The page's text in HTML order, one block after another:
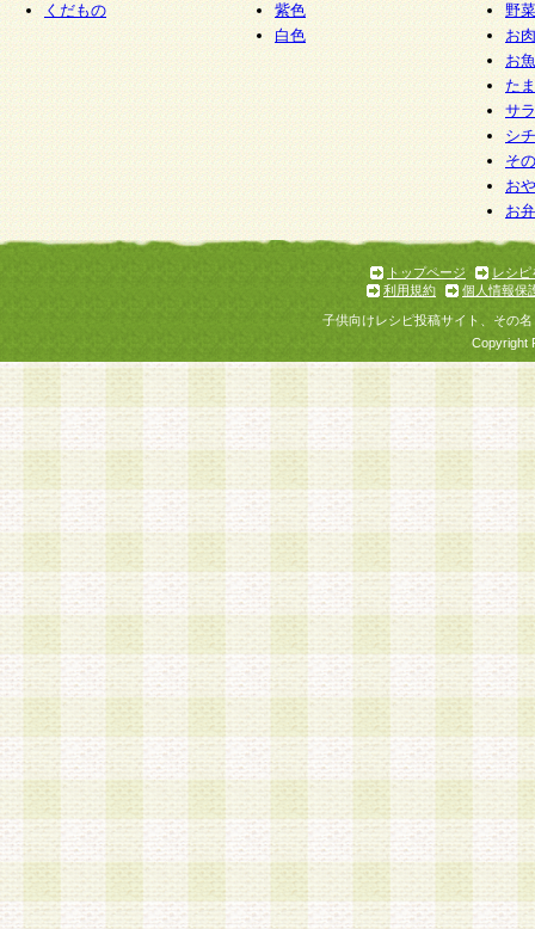
くだもの
紫色
白色
野
お
お
た
サ
シ
そ
お
お
トップページ
レシピ
利用規約
個人情報保
子供向けレシピ投稿サイト、その
Copyright